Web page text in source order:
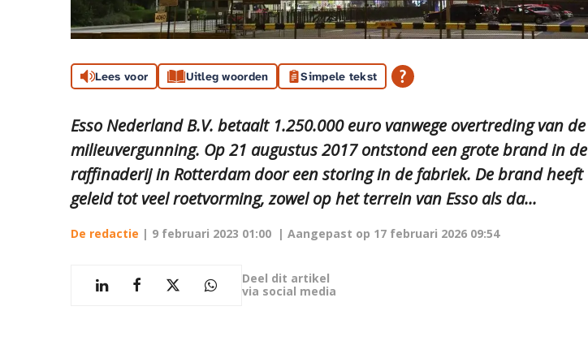
Lees voor Uitleg woorden Simpele tekst
Esso Nederland B.V. betaalt 1.250.000 euro vanwege overtreding van de
milieuvergunning. Op 21 augustus 2017 ontstond een grote brand in de
raffinaderij in Rotterdam door een storing in de fabriek. De brand heeft
geleid tot veel roetvorming, zowel op het terrein van Esso als da...
De redactie | 9 februari 2023 01:00 | Aangepast op 17 februari 2026 09:54
Deel dit artikel
via social media